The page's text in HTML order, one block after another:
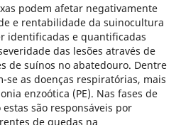
podem afetar negativamente
e rentabilidade da suinocultura
identificadas e quantificadas
das lesões através de
de suínos no abatedouro. Dentre
se as doenças respiratórias, mais
enzoótica (PE). Nas fases de
são responsáveis por
de quedas na